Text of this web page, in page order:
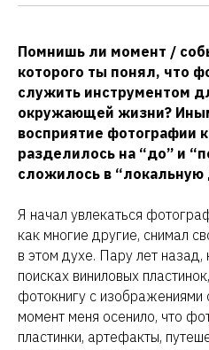
Помнишь ли момент /
которого ты понял, что
служить инструментом
окружающей жизни?
восприятие фотографии
разделилось на “до” и
сложилось в “локальную
Я начал увлекаться
как многие другие, снимал
в этом духе. Пару лет назад,
поисках виниловых
фотокнигу с изображениями
момент меня осенило, что
пластинки, артефакты,